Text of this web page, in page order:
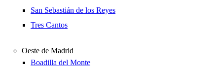
San Sebastián de los Reyes
Tres Cantos
Oeste de Madrid
Boadilla del Monte